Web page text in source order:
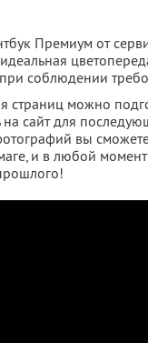
Премиум от
соблюдении
страниц можно
на сайт для
вы
и в любой